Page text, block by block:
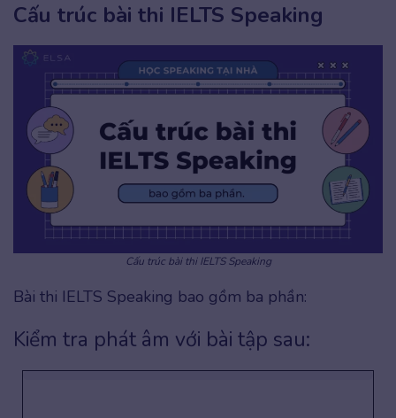
Cấu trúc bài thi IELTS Speaking
Cấu trúc bài thi IELTS Speaking
Bài thi IELTS Speaking bao gồm ba phần:
Kiểm tra phát âm với bài tập sau: